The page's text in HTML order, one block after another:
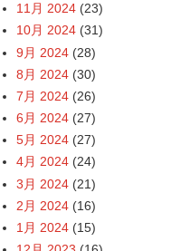
11月 2024 (23)
10月 2024 (31)
9月 2024 (28)
8月 2024 (30)
7月 2024 (26)
6月 2024 (27)
5月 2024 (27)
4月 2024 (24)
3月 2024 (21)
2月 2024 (16)
1月 2024 (15)